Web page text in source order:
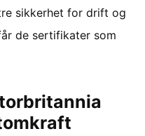
sikkerhet for drift og
de sertifikater som